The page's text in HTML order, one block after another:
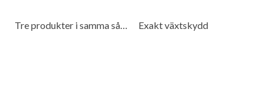
Tre produkter i samma såmaskin Exakt växtskydd